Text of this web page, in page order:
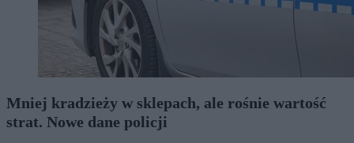
Mniej kradzieży w sklepach, ale rośnie wartość
strat. Nowe dane policji